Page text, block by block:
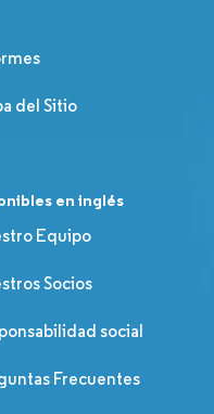
del Sitio
en inglés
Equipo
Socios
social
Frecuentes